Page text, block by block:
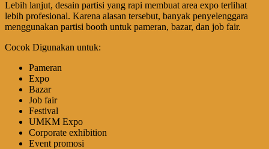
Lebih lanjut, desain partisi yang rapi membuat area expo terlihat
lebih profesional. Karena alasan tersebut, banyak penyelenggara
menggunakan partisi booth untuk pameran, bazar, dan job fair.
Cocok Digunakan untuk:
Pameran
Expo
Bazar
Job fair
Festival
UMKM Expo
Corporate exhibition
Event promosi